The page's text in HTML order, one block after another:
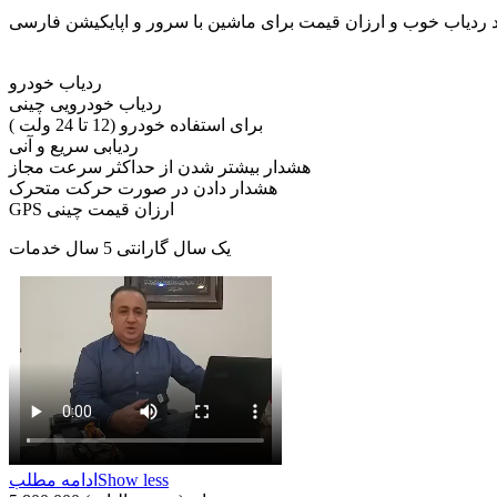
ردیاب خوب و ارزان قیمت برای ماشین با سرور و اپایکیشن فارسی
ردیاب خودرو
ردیاب خودرویی چینی
برای استفاده خودرو (12 تا 24 ولت )
ردیابی سریع و آنی
هشدار بیشتر شدن از حداکثر سرعت مجاز
هشدار دادن در صورت حرکت متحرک
GPS ارزان قیمت چینی
یک سال گارانتی 5 سال خدمات
ادامه مطلب Show less